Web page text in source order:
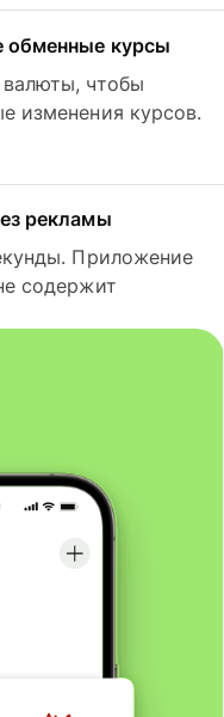
обменные курсы
чтобы
изменения курсов.
рекламы
Приложение
содержит